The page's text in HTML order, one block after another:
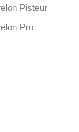
Pisteur
Pro